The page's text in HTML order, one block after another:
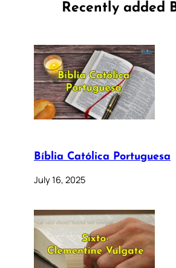
Recently added
Bíblia Católica Portuguesa
July 16, 2025